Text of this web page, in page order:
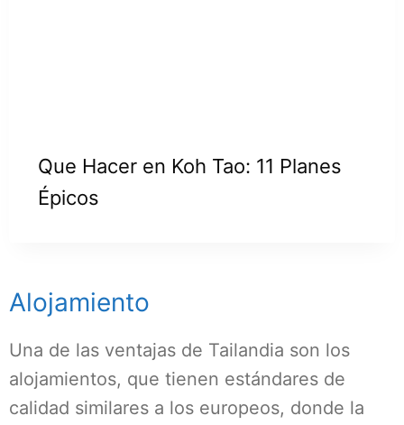
Que Hacer en Koh Tao: 11 Planes
Épicos
Alojamiento
Una de las ventajas de Tailandia son los
alojamientos, que tienen estándares de
calidad similares a los europeos, donde la